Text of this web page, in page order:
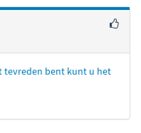
tevreden bent kunt u het